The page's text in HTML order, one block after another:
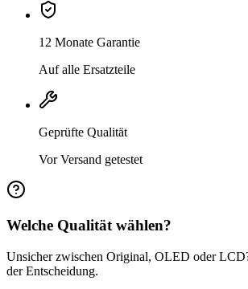
12 Monate Garantie
Auf alle Ersatzteile
Geprüfte Qualität
Vor Versand getestet
Welche Qualität wählen?
Unsicher zwischen Original, OLED oder
der Entscheidung.